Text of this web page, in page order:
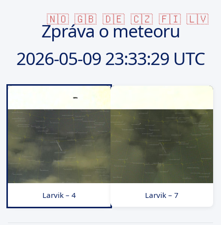
🇳🇴 🇬🇧 🇩🇪 🇨🇿 🇫🇮 🇱🇻
Zpráva o meteoru
2026-05-0923:33:29 UTC
Larvik – 4 Larvik – 7